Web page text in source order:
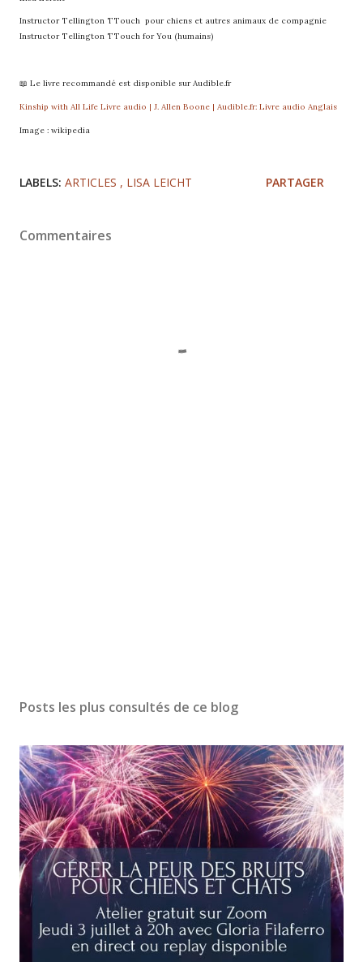
Instructor Tellington TTouch pour chiens et autres animaux de compagnie
Instructor Tellington TTouch for You (humains)
📖 Le livre recommandé est disponible sur Audible.fr
Kinship with All Life Livre audio | J. Allen Boone | Audible.fr: Livre audio Anglais
Image : wikipedia
LABELS: ARTICLES LISA LEICHT PARTAGER
Commentaires
Posts les plus consultés de ce blog